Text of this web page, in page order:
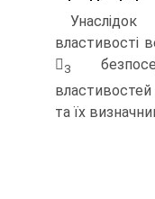
властивості
 3
та їх